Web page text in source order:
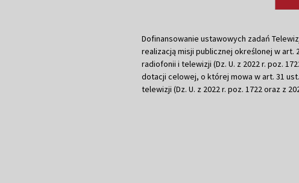
Dofinansowanie ustawowych zadań
realizacją misji publicznej określonej w art.
radiofonii i telewizji (Dz. U. z 2022 r. poz.
dotacji celowej, o której mowa w art. 31
telewizji (Dz. U. z 2022 r. poz. 1722 oraz z